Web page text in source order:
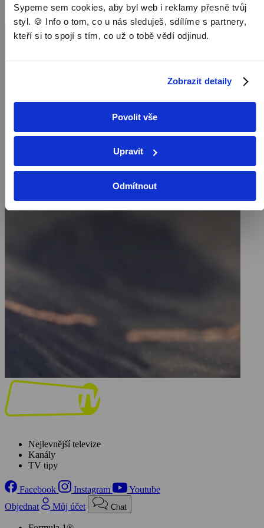
Sypeme sem cookies, aby byl web i reklamy přesně tvůj
styl. 🍪 Info o tom, co u nás sleduješ, sdílíme s partnery,
kteří si to spojí s tím, co už o tobě vědí odjinud.
Zobrazit detaily
Povolit vše
Upravit
Odmítnout
líčí tragickou erupci sopky a ptá se, zda se této katastrofě dalo
předejít.
Pořad aktuálně není v nabídce
Nejlevnější televize
Kanály
TV tipy
Facebook Instagram
Youtube
Objednat
Můj účet Chat